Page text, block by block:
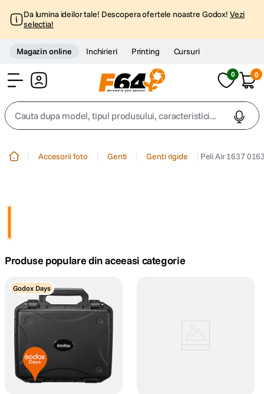
Da lumina ideilor tale! Descopera ofertele noastre Godox! Vezi
selectia!
Magazin online Inchirieri Printing Cursuri
0 0
Cauta dupa model, tipul produsului, caracteristici...
4. peak design
5. canon sx740 hs
6 lavaliera
7. card memorie
8. dji mic mini
Accesorii foto Genti Genti rigide Peli Air 1637
Produse populare din aceeasi categorie
Godox Days